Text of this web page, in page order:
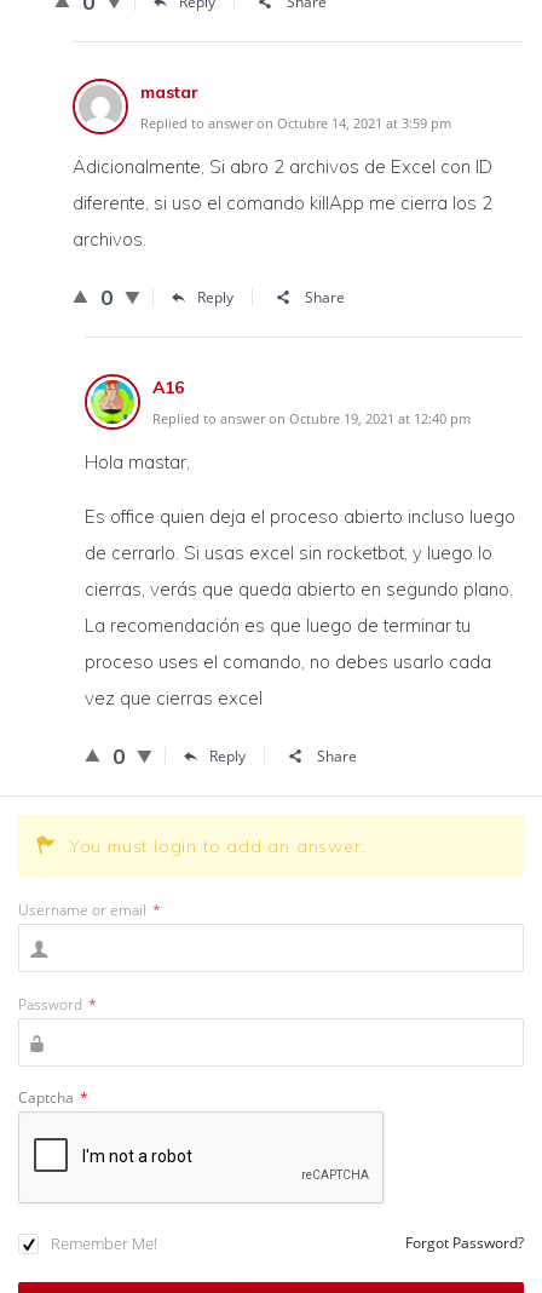
mastar
Replied to answer on Octubre 14, 2021 at 3:59 pm
Adicionalmente, Si abro 2 archivos de Excel con ID
diferente, si uso el comando killApp me cierra los 2
archivos.
0 Reply Share
A16
Replied to answer on Octubre 19, 2021 at 12:40 pm
Hola mastar,
Es office quien deja el proceso abierto incluso luego
de cerrarlo. Si usas excel sin rocketbot, y luego lo
cierras, verás que queda abierto en segundo plano.
La recomendación es que luego de terminar tu
proceso uses el comando, no debes usarlo cada
vez que cierras excel
0 Reply Share
You must login to add an answer.
Username or email *
Password *
Captcha *
Remember Me! Forgot Password?